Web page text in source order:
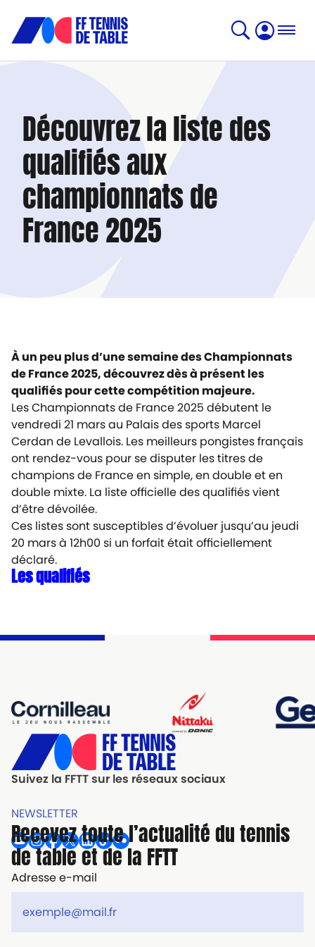
Découvrez la liste des
qualifiés aux
championnats de
France 2025
À un peu plus d’une semaine des Championnats
de France 2025, découvrez dès à présent les
qualifiés pour cette compétition majeure.
Les Championnats de France 2025 débutent le
vendredi 21 mars au Palais des sports Marcel
Cerdan de Levallois. Les meilleurs pongistes français
ont rendez-vous pour se disputer les titres de
champions de France en simple, en double et en
double mixte. La liste officielle des qualifiés vient
d’être dévoilée.
Ces listes sont susceptibles d’évoluer jusqu’au jeudi
20 mars à 12h00 si un forfait était officiellement
déclaré.
Les qualifiés
Suivez la FFTT sur les réseaux sociaux
NEWSLETTER
Recevez toute l’actualité du tennis
de table et de la FFTT
Adresse e-mail